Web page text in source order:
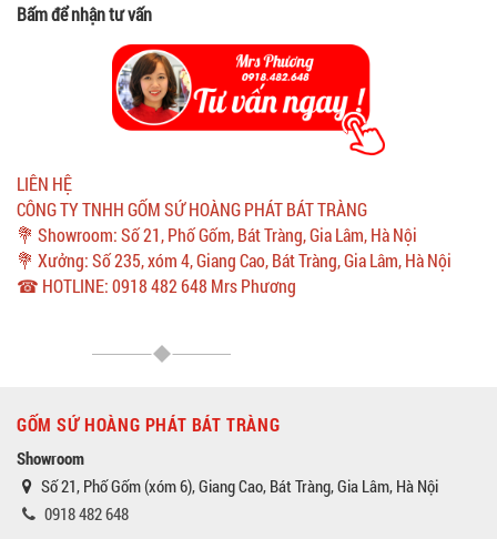
Bấm để nhận tư vấn
LIÊN HỆ
CÔNG TY TNHH GỐM SỨ HOÀNG PHÁT BÁT TRÀNG
💐 Showroom: Số 21, Phố Gốm, Bát Tràng, Gia Lâm, Hà Nội
💐 Xưởng: Số 235, xóm 4, Giang Cao, Bát Tràng, Gia Lâm, Hà Nội
☎ HOTLINE: 0918 482 648 Mrs Phương
GỐM SỨ HOÀNG PHÁT BÁT TRÀNG
Showroom
Số 21, Phố Gốm (xóm 6), Giang Cao, Bát Tràng, Gia Lâm, Hà Nội
0918 482 648